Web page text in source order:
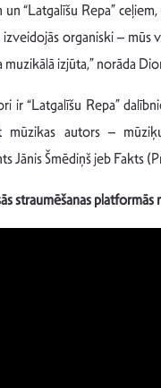
“Latgalīšu Repa”
izveidojās organiski – mūs
izjūta,” norāda
ir “Latgalīšu Repa”
autors –
Jānis Šmēdiņš jeb Fakts
straumēšanas